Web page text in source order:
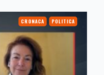
CRONACA POLITICA